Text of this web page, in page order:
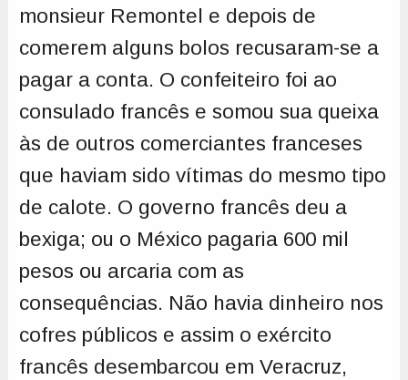
monsieur Remontel e depois de
comerem alguns bolos recusaram-se a
pagar a conta. O confeiteiro foi ao
consulado francês e somou sua queixa
às de outros comerciantes franceses
que haviam sido vítimas do mesmo tipo
de calote. O governo francês deu a
bexiga; ou o México pagaria 600 mil
pesos ou arcaria com as
consequências. Não havia dinheiro nos
cofres públicos e assim o exército
francês desembarcou em Veracruz,